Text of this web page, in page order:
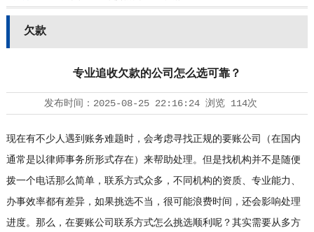
欠款
专业追收欠款的公司怎么选可靠？
发布时间： 2025-08-25 22:16:24浏览 114次
现在有不少人遇到账务难题时，会考虑寻找正规的要账公司（在国内
通常是以律师事务所形式存在）来帮助处理。但是找机构并不是随便
拨一个电话那么简单，联系方式众多，不同机构的资质、专业能力、
办事效率都有差异，如果挑选不当，很可能浪费时间，还会影响处理
进度。那么，在要账公司联系方式怎么挑选顺利呢？其实需要从多方